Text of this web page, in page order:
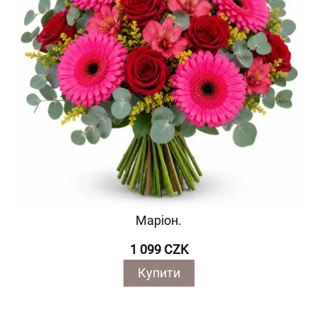
Маріон.
1 099 CZK
Купити